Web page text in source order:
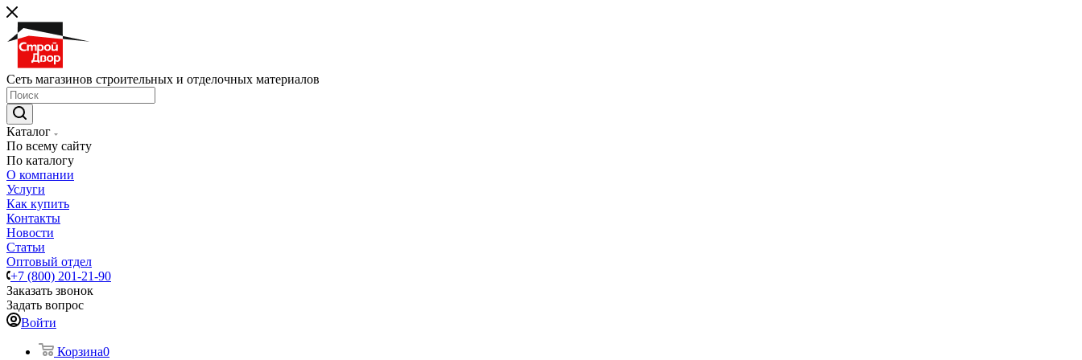
Сеть магазинов строительных и отделочных материалов
Каталог
По всему сайту
По каталогу
О компании
Услуги
Как купить
Контакты
Новости
Статьи
Оптовый отдел
+7 (800) 201-21-90
Заказать звонок
Задать вопрос
Войти
Корзина0